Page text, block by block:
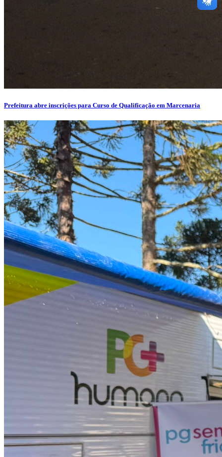
Prefeitura abre inscrições para Curso de Qualificação em Marcenaria